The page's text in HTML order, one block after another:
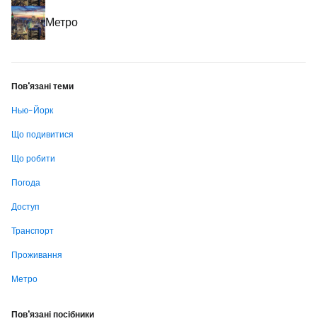
Метро
Пов'язані теми
Нью-Йорк
Що подивитися
Що робити
Погода
Доступ
Транспорт
Проживання
Метро
Пов'язані посібники